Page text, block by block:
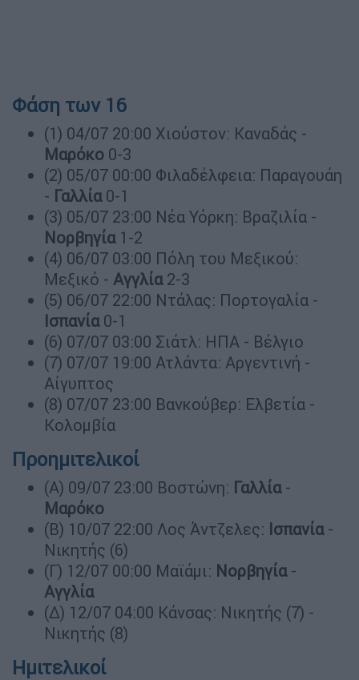
Φάση των 16
(1) 04/07 20:00 Χιούστον: Καναδάς -
Μαρόκο 0-3
(2) 05/07 00:00 Φιλαδέλφεια: Παραγουάη
- Γαλλία0-1
(3) 05/07 23:00 Νέα Υόρκη: Βραζιλία -
Νορβηγία1-2
(4) 06/07 03:00 Πόλη του Μεξικού:
Μεξικό - Aγγλία 2-3
(5) 06/07 22:00 Ντάλας: Πορτογαλία -
Ισπανία0-1
(6) 07/07 03:00 Σιάτλ: ΗΠΑ - Βέλγιο
(7) 07/07 19:00 Ατλάντα: Αργεντινή -
Αίγυπτος
(8) 07/07 23:00 Βανκούβερ: Ελβετία -
Κολομβία
Προημιτελικοί
(Α) 09/07 23:00 Βοστώνη: Γαλλία-
Μαρόκο
(Β) 10/07 22:00 Λος Άντζελες: Ισπανία-
Νικητής (6)
(Γ) 12/07 00:00 Μαϊάμι: Νορβηγία-
Αγγλία
(Δ) 12/07 04:00 Κάνσας: Νικητής (7) -
Νικητής (8)
Ημιτελικοί